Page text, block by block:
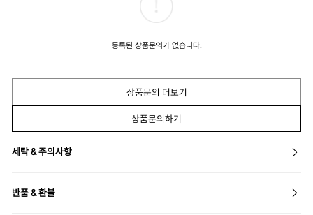
등록된 상품문의가 없습니다.
상품문의 더보기
상품문의하기
세탁 & 주의사항
반품 & 환불